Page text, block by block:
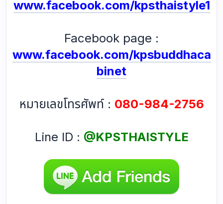
www.facebook.com/kpsthaistyle1
Facebook page :
www.facebook.com/kpsbuddhaca
binet
หมายเลขโทรศัพท์ : 080-984-2756
Line ID : @KPSTHAISTYLE